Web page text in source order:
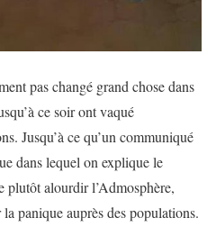
pas changé grand chose dans
ce soir ont vaqué
Jusqu’à ce qu’un communiqué
dans lequel on explique le
plutôt alourdir l’Admosphère,
panique auprès des populations.